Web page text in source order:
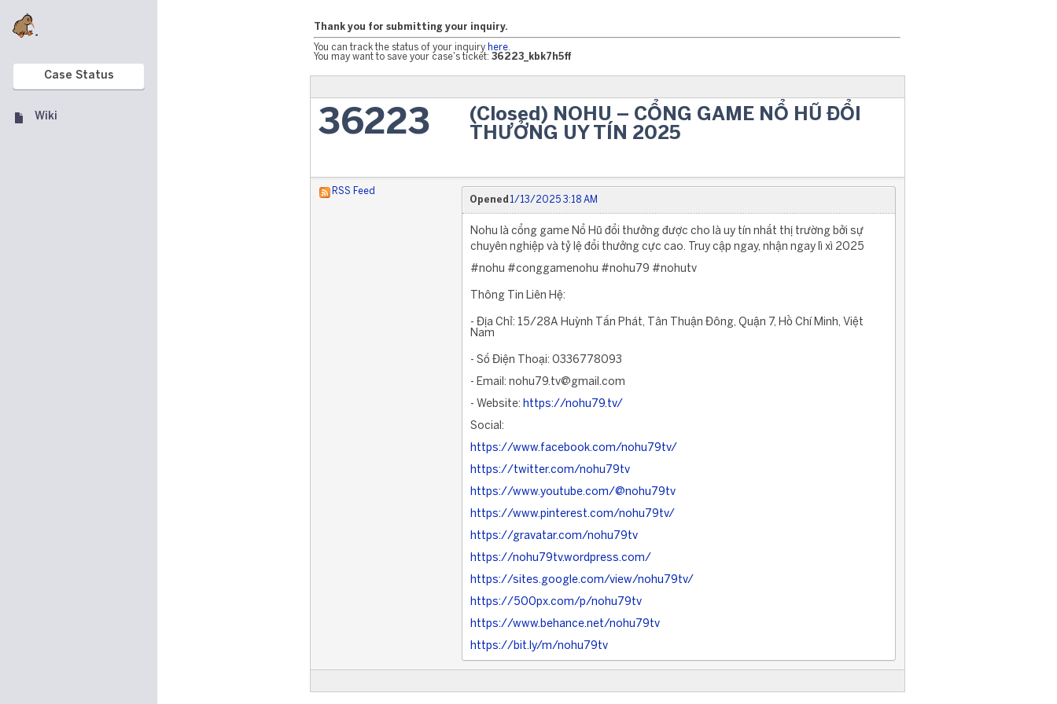
Case Status
Wiki
Thank you for submitting your inquiry.
You can track the status of your inquiry here
You may want to save your case's ticket: 36223_kbk7h5ff
36223
(Closed) NOHU – CỔNG GAME NỔ HŨ ĐỔI
THƯỞNG UY TÍN 2025
RSS Feed
Opened
1/13/2025 3:18 AM
Nohu là cổng game Nổ Hũ đổi thưởng được cho là uy tín nhất thị trường bởi sự
chuyên nghiệp và tỷ lệ đổi thưởng cực cao. Truy cập ngay, nhận ngay lì xì 2025
#nohu #conggamenohu #nohu79 #nohutv
Thông Tin Liên Hệ:
- Địa Chỉ: 15/28A Huỳnh Tấn Phát, Tân Thuận Đông, Quận 7, Hồ Chí Minh, Việt
Nam
- Số Điện Thoại: 0336778093
- Email: nohu79.tv@gmail.com
- Website: https://nohu79.tv/
Social:
https://www.facebook.com/nohu79tv/
https://twitter.com/nohu79tv
https://www.youtube.com/@nohu79tv
https://www.pinterest.com/nohu79tv/
https://gravatar.com/nohu79tv
https://nohu79tv.wordpress.com/
https://sites.google.com/view/nohu79tv/
https://500px.com/p/nohu79tv
https://www.behance.net/nohu79tv
https://bit.ly/m/nohu79tv